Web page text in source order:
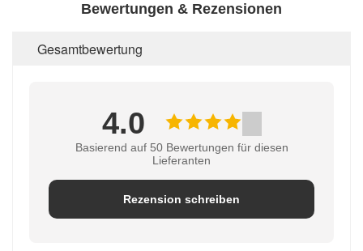
Bewertungen & Rezensionen
Gesamtbewertung
4.0
Basierend auf 50 Bewertungen für diesen
Lieferanten
Rezension schreiben